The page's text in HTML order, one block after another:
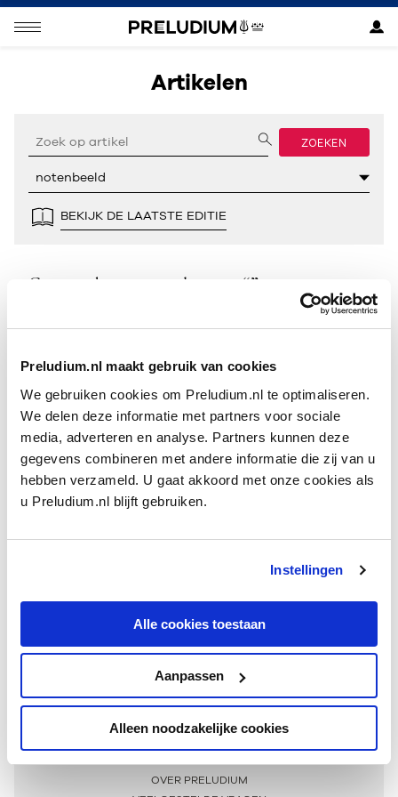
Preludium.nl maakt gebruik van cookies
We gebruiken cookies om Preludium.nl te optimaliseren.
We delen deze informatie met partners voor sociale
media, adverteren en analyse. Partners kunnen deze
gegevens combineren met andere informatie die zij van u
hebben verzameld. U gaat akkoord met onze cookies als
u Preludium.nl blijft gebruiken.
Instellingen
Alle cookies toestaan
Aanpassen
Alleen noodzakelijke cookies
Artikelen
ZOEKEN
BEKIJK DE LAATSTE EDITIE
Geen resultaten gevonden voor “”.
Meer informatie
OVER PRELUDIUM